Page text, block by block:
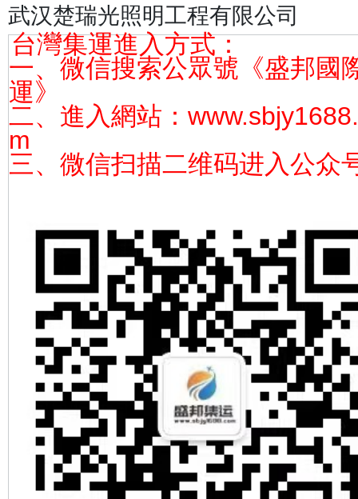
武汉楚瑞光照明工程有限公司
台灣集運進入方式：
一、微信搜索公眾號《盛邦國
運》
二、進入網站：
m
三、微信扫描二维码进入公众